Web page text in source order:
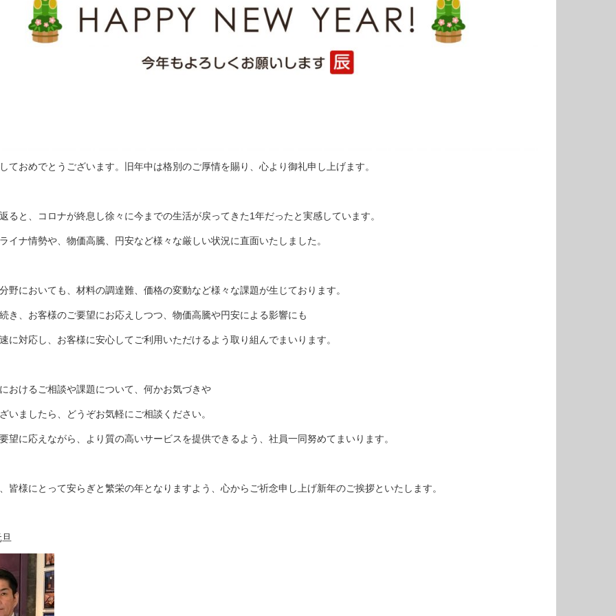
ておめでとうございます。旧年中は格別のご厚情を賜り、心より御礼申し上げます。
ると、コロナが終息し徐々に今までの生活が戻ってきた1年だったと実感しています。
イナ情勢や、物価高騰、円安など様々な厳しい状況に直面いたしました。
野においても、材料の調達難、価格の変動など様々な課題が生じております。
き、お客様のご要望にお応えしつつ、物価高騰や円安による影響にも
に対応し、お客様に安心してご利用いただけるよう取り組んでまいります。
おけるご相談や課題について、何かお気づきや
いましたら、どうぞお気軽にご相談ください。
望に応えながら、より質の高いサービスを提供できるよう、社員一同努めてまいります。
皆様にとって安らぎと繁栄の年となりますよう、心からご祈念申し上げ新年のご挨拶といたします。